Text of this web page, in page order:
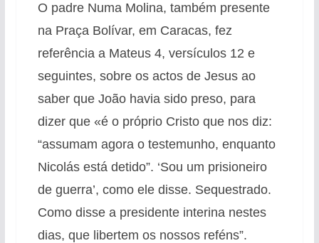
O padre Numa Molina, também presente
na Praça Bolívar, em Caracas, fez
referência a Mateus 4, versículos 12 e
seguintes, sobre os actos de Jesus ao
saber que João havia sido preso, para
dizer que «é o próprio Cristo que nos diz:
“assumam agora o testemunho, enquanto
Nicolás está detido”. ‘Sou um prisioneiro
de guerra’, como ele disse. Sequestrado.
Como disse a presidente interina nestes
dias, que libertem os nossos reféns”.